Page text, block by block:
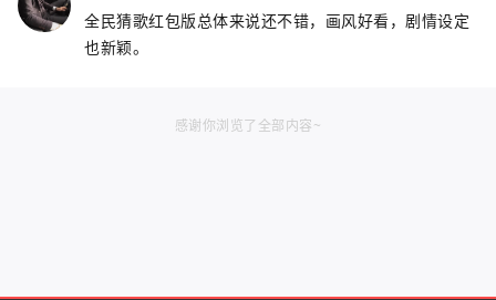
全民猜歌红包版总体来说还不错，画风好看，剧情设定
也新颖。
感谢你浏览了全部内容~